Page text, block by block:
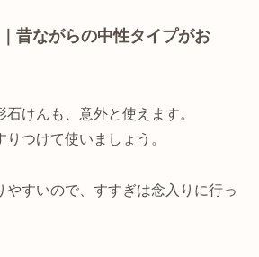
昔ながらの中性タイプがお
けんも、意外と使えます。
つけて使いましょう。
やすいので、すすぎは念入りに行っ